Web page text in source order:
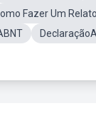
Fazer Um